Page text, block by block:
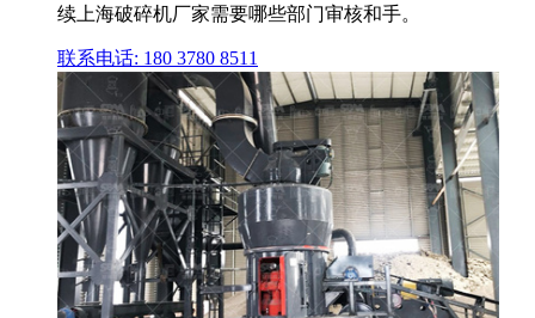
续上海破碎机厂家需要哪些部门审核和手。
联系电话: 180 3780 8511